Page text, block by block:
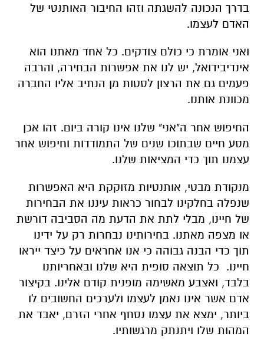
בדרך הנכונה להשגתה וזהו החיבור האותנטי של
האדם לעצמו.
ואני אומרת כי כולם צודקים. כל אחד מאתנו הוא
אינדיבידואל, יש לנו את אפשרות הבחירה, והרבה
פעמים גם את הרצון לסטות מן הנתיב אליו החברה
מכוונת אותנו.
החיפוש אחר ה"אני" שלנו אינו קורה ביום. זהו אכן
מסע חיים שבתוכו שנים של התמודדות וחיפוש אחר
עצמנו תוך כדי המציאות שלנו.
מנקודת מבטי, אותנטיות מזוקקת היא האפשרות
שנפלה בחלקינו לבחור כראות עיננו את הבחירות
של חיינו, מבלי לתת את הדעת מה הסביבה דורשת
או מצפה מאתנו. בחירותינו נבחרות רק על ידינו
תוך כדי הבנה גבוהה כי אנו אחראים על כיצד ייראו
חיינו. כל תוצאה סופית היא שלנו ובאחריותנו
בלבד, ואצבע מאשימה מופנית קודם אלינו. בקיצור
אדם אשר אינו נאמן לעצמו ולערכים החשובים לו
ביותר, ימצא את עצמו נסחף אחרי הזרם, יאבד את
המהות שלו ויתנתק מרגשותיו.